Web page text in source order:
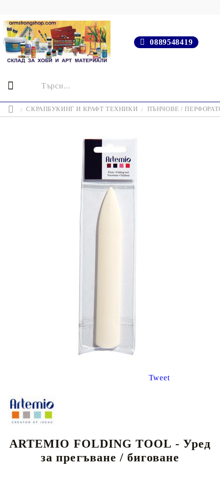
0889548419
СКРАПБУКИНГ И КРАФТ ТЕХНИКИ ПЪНЧОВЕ /
Tweet
ARTEMIO FOLDING TOOL - Уред
за прегъване / биговане